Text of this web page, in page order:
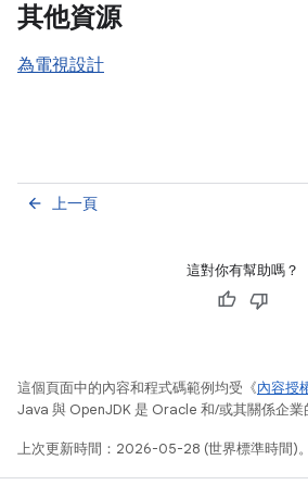
其他資源
為電視設計
上一頁
arrow_back
這對你有幫助嗎？
這個頁面中的內容和程式碼範例均受《內容授
Java 與 OpenJDK 是 Oracle 和/或其關係企業
上次更新時間：2026-05-28 (世界標準時間)。